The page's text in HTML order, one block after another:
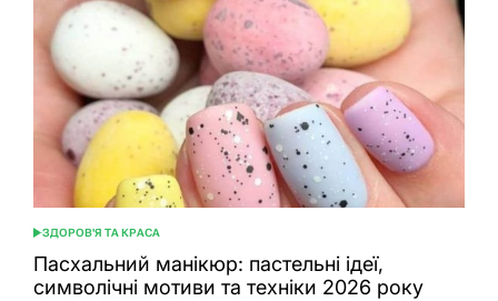
ОПУБЛІКУВАТИ
У
ЗДОРОВ'Я ТА КРАСА
Пасхальний манікюр: пастельні ідеї,
символічні мотиви та техніки 2026 року